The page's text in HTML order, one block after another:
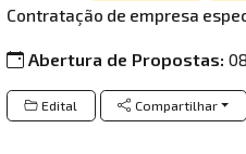
Contratação de empresa
Abertura de Propostas:
Edital Compartilhar